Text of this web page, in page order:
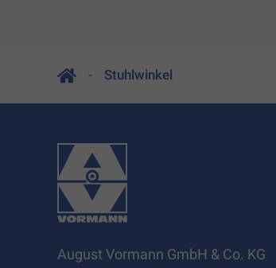
Stuhlwinkel
August Vormann GmbH & Co. KG